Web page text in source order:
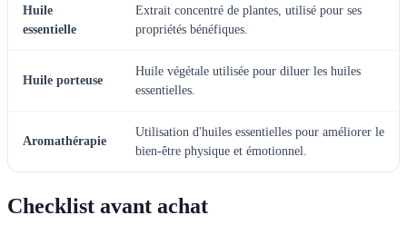
Huile
essentielle
Extrait concentré de plantes, utilisé pour ses
propriétés bénéfiques.
Huile porteuse
Huile végétale utilisée pour diluer les huiles
essentielles.
Aromathérapie
Utilisation d'huiles essentielles pour améliorer le
bien-être physique et émotionnel.
Checklist avant achat